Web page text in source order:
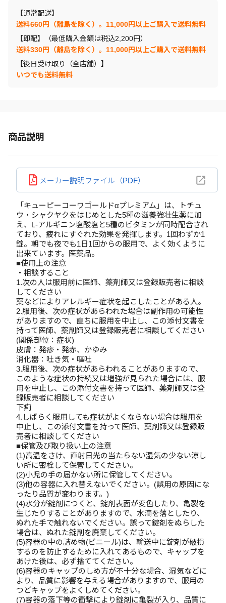
【通常配送】
送料660円（離島を除く）。11,000円以上ご購入で送料無料
【即配】（最低購入金額は税込2,200円）
送料330円（離島を除く）。11,000円以上ご購入で送料無料
【後日受け取り（全店舗）】
いつでも送料無料
商品説明
メーカー説明ファイル（PDF）
「キューピーコーワゴールドαプレミアム」は、トチュ
ウ・シャクヤクをはじめとした5種の滋養強壮生薬に加
え、L-アルギニン塩酸塩と5種のビタミンが同時配合され
ており、疲れにすぐれた効果を発揮します。1回わずか1
錠。朝でも夜でも1日1回からの服用で、よく効くように
出来ています。医薬品。
■使用上の注意
・相談すること
1.次の人は服用前に医師、薬剤師又は登録販売者に相談
してください
薬などによりアレルギー症状を起こしたことがある人。
2.服用後、次の症状があらわれた場合は副作用の可能性
がありますので、直ちに服用を中止し、この添付文書を
持って医師、薬剤師又は登録販売者に相談してください
(関係部位：症状)
皮膚：発疹・発赤、かゆみ
消化器：吐き気・嘔吐
3.服用後、次の症状があらわれることがありますので、
このような症状の持続又は増強が見られた場合には、服
用を中止し、この添付文書を持って医師、薬剤師又は登
録販売者に相談してください
下痢
4.しばらく服用しても症状がよくならない場合は服用を
中止し、この添付文書を持って医師、薬剤師又は登録販
売者に相談してください
■保管及び取り扱い上の注意
(1)高温をさけ、直射日光の当たらない湿気の少ない涼し
い所に密栓して保管してください。
(2)小児の手の届かない所に保管してください。
(3)他の容器に入れ替えないでください。(誤用の原因にな
ったり品質が変わります。)
(4)水分が錠剤につくと、錠剤表面が変色したり、亀裂を
生じたりすることがありますので、水滴を落としたり、
ぬれた手で触れないでください。誤って錠剤をぬらした
場合は、ぬれた錠剤を廃棄してください。
(5)容器の中の詰め物(ビニール)は、輸送中に錠剤が破損
するのを防止するために入れてあるもので、キャップを
あけた後は、必ず捨ててください。
(6)容器のキャップのしめ方が不十分な場合、湿気などに
より、品質に影響を与える場合がありますので、服用の
つどキャップをよくしめてください。
(7)容器の落下等の衝撃により錠剤に亀裂が入り、品質に